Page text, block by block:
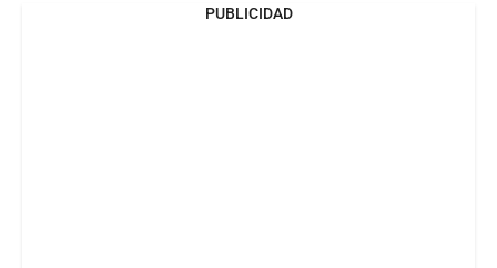
PUBLICIDAD